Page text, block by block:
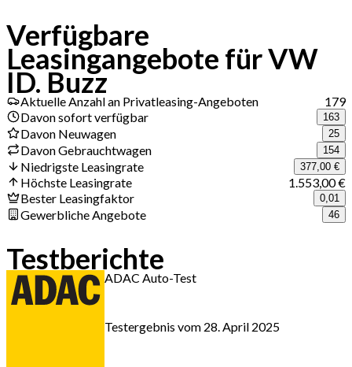
Verfügbare
Leasingangebote für VW
ID. Buzz
Aktuelle Anzahl an Privatleasing-Angeboten
179
Davon sofort verfügbar
163
Davon Neuwagen 25
Davon Gebrauchtwagen 154
Niedrigste Leasingrate 377,00 €
Höchste Leasingrate
1.553,00 €
Bester Leasingfaktor
0,01
Gewerbliche Angebote 46
Testberichte
ADAC Auto-Test
Testergebnis vom 28. April 2025